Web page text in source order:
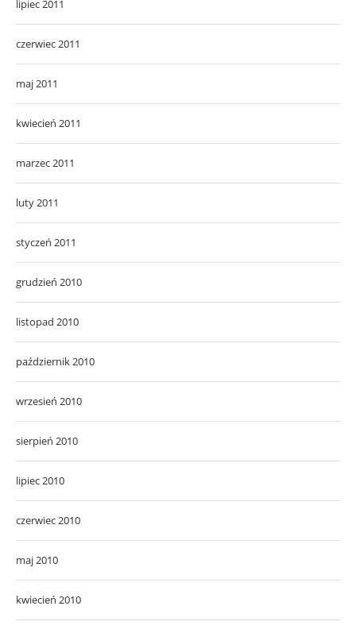
lipiec 2011
czerwiec 2011
maj 2011
kwiecień 2011
marzec 2011
luty 2011
styczeń 2011
grudzień 2010
listopad 2010
październik 2010
wrzesień 2010
sierpień 2010
lipiec 2010
czerwiec 2010
maj 2010
kwiecień 2010